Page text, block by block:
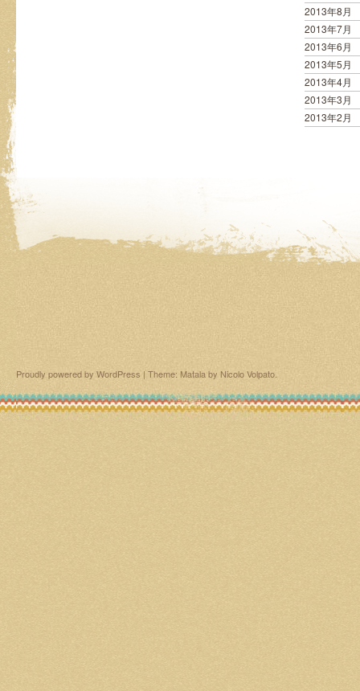
2013年8月
2013年7月
2013年6月
2013年5月
2013年4月
2013年3月
2013年2月
Proudly powered by WordPress | Theme: Matala by Nicolo Volpato